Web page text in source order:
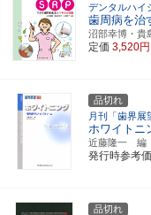
デンタルハイ
歯周病を治
沼部幸博・
定価 3,520円
品切れ
月刊「歯界展
ホワイトニ
近藤隆一 編
発行時参考
品切れ